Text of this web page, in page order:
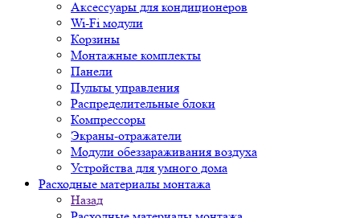
Аксессуары для кондиционеров
Wi-Fi модули
Корзины
Монтажные комплекты
Панели
Пульты управления
Распределительные блоки
Компрессоры
Экраны-отражатели
Модули обеззараживания воздуха
Устройства для умного дома
Расходные материалы монтажа
Назад